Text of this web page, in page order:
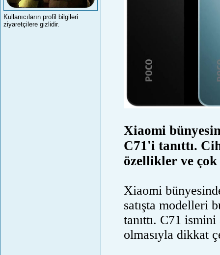
Kullanıcıların profil bilgileri
ziyaretçilere gizlidir.
Xiaomi
C71'i tanıttı.
özellikler ve
Xiaomi
satışta modelleri
tanıttı. C71
olmasıyla dikkat